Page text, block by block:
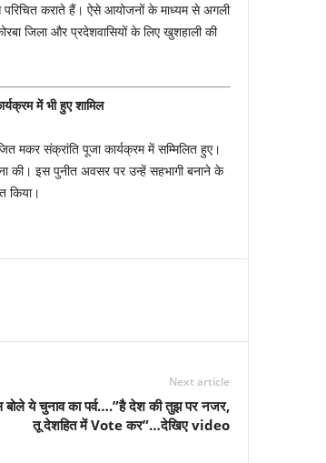
से परिचित कराते हैं। ऐसे आयोजनों के माध्यम से अगली
जिला और प्रदेशवासियों के लिए खुशहाली की
में भी हुए शामिल
मकर संक्रांति पूजा कार्यक्रम में सम्मिलित हुए।
की। इस पुनीत अवसर पर उन्हें सहभागी बनाने के
किया।
Next article
ये चुनाव का पर्व….”है देश की तुझ पर नजर,
तू देशहित में Vote कर”…देखिए video